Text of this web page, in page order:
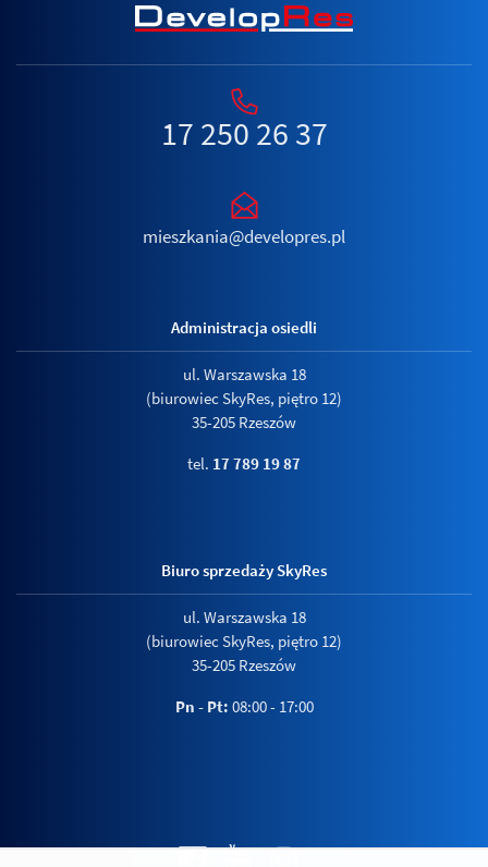
17 250 26 37
mieszkania@developres.pl
Administracja osiedli
ul. Warszawska 18
(biurowiec SkyRes, piętro 12)
35-205 Rzeszów
tel. 17 789 19 87
Biuro sprzedaży SkyRes
ul. Warszawska 18
(biurowiec SkyRes, piętro 12)
35-205 Rzeszów
Pn - Pt: 08:00 - 17:00